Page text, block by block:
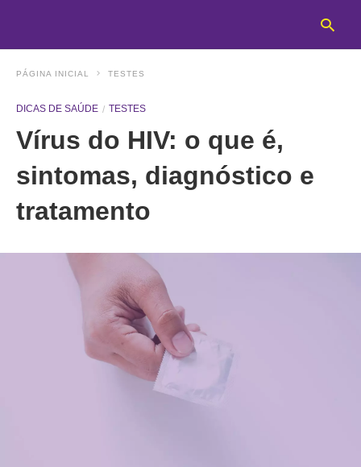
PÁGINA INICIAL TESTES
DICAS DE SAÚDE TESTES
Vírus do HIV: o que é,
sintomas, diagnóstico e
tratamento